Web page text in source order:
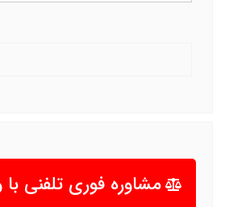
مشاوره فوری تلفنی